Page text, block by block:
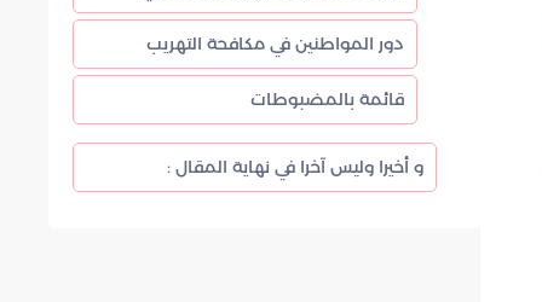
دور المواطنين في مكافحة التهريب
قائمة بالمضبوطات
و أخيرا وليس آخرا في نهاية المقال :